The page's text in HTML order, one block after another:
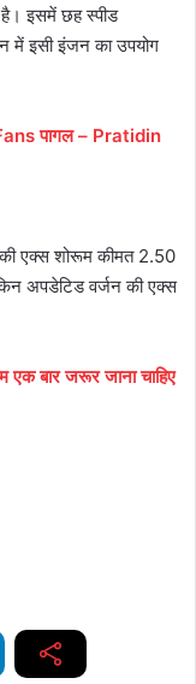
है। इसमें छह स्‍पीड
में इसी इंजन का उपयोग
Fans पागल – Pratidin
एक्‍स शोरूम कीमत 2.50
अपडेटिड वर्जन की एक्‍स
एक बार जरूर जाना चाहिए